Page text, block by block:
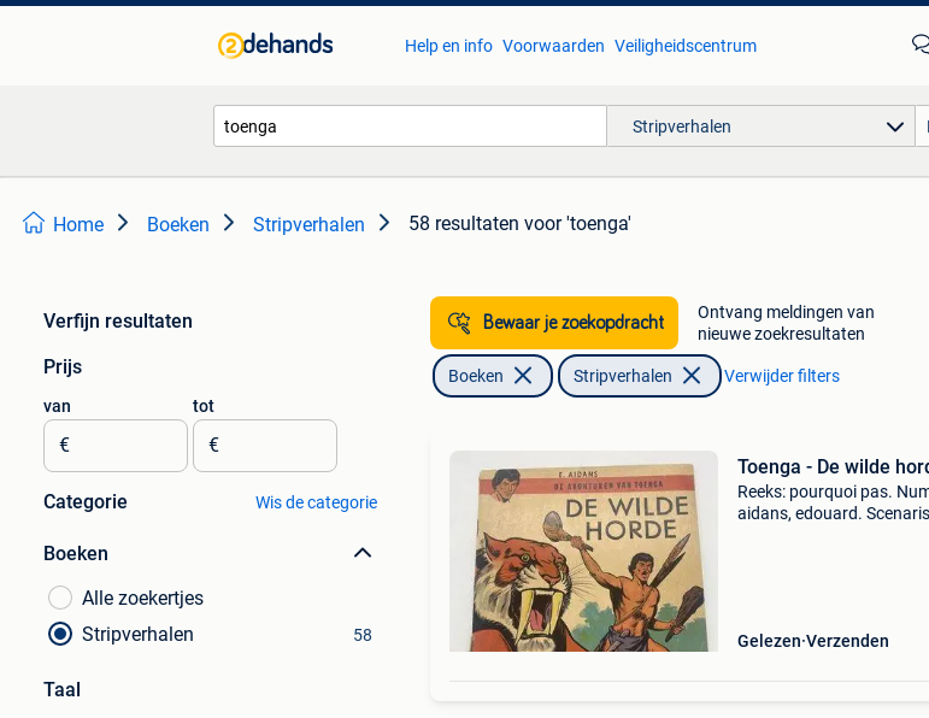
Help en info Voorwaarden Veiligheidscentrum
Stripverhalen
Home Boeken Stripverhalen 58 resultaten voor 'toenga'
Verfijn resultaten
Prijs
van
€
tot
€
Categorie Wis de categorie
Boeken
Alle zoekertjes
Stripverhalen
58
Taal
Bewaar je zoekopdracht
Ontvang meldingen van
nieuwe zoekresultaten
Boeken Stripverhalen Verwijder filters
Toenga - De wilde
Reeks: pourquoi pas.
aidans, edouard.
Gelezen Verzenden